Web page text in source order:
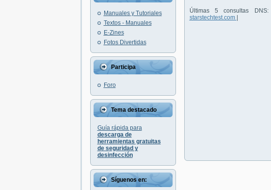
Manuales y Tutoriales
Textos - Manuales
E-Zines
Fotos Divertidas
Participa
Foro
Tema destacado
Guía rápida para
descarga de
herramientas gratuitas
de seguridad y
desinfección
Síguenos en:
Últimas 5 consultas DNS:
starstechtest.com